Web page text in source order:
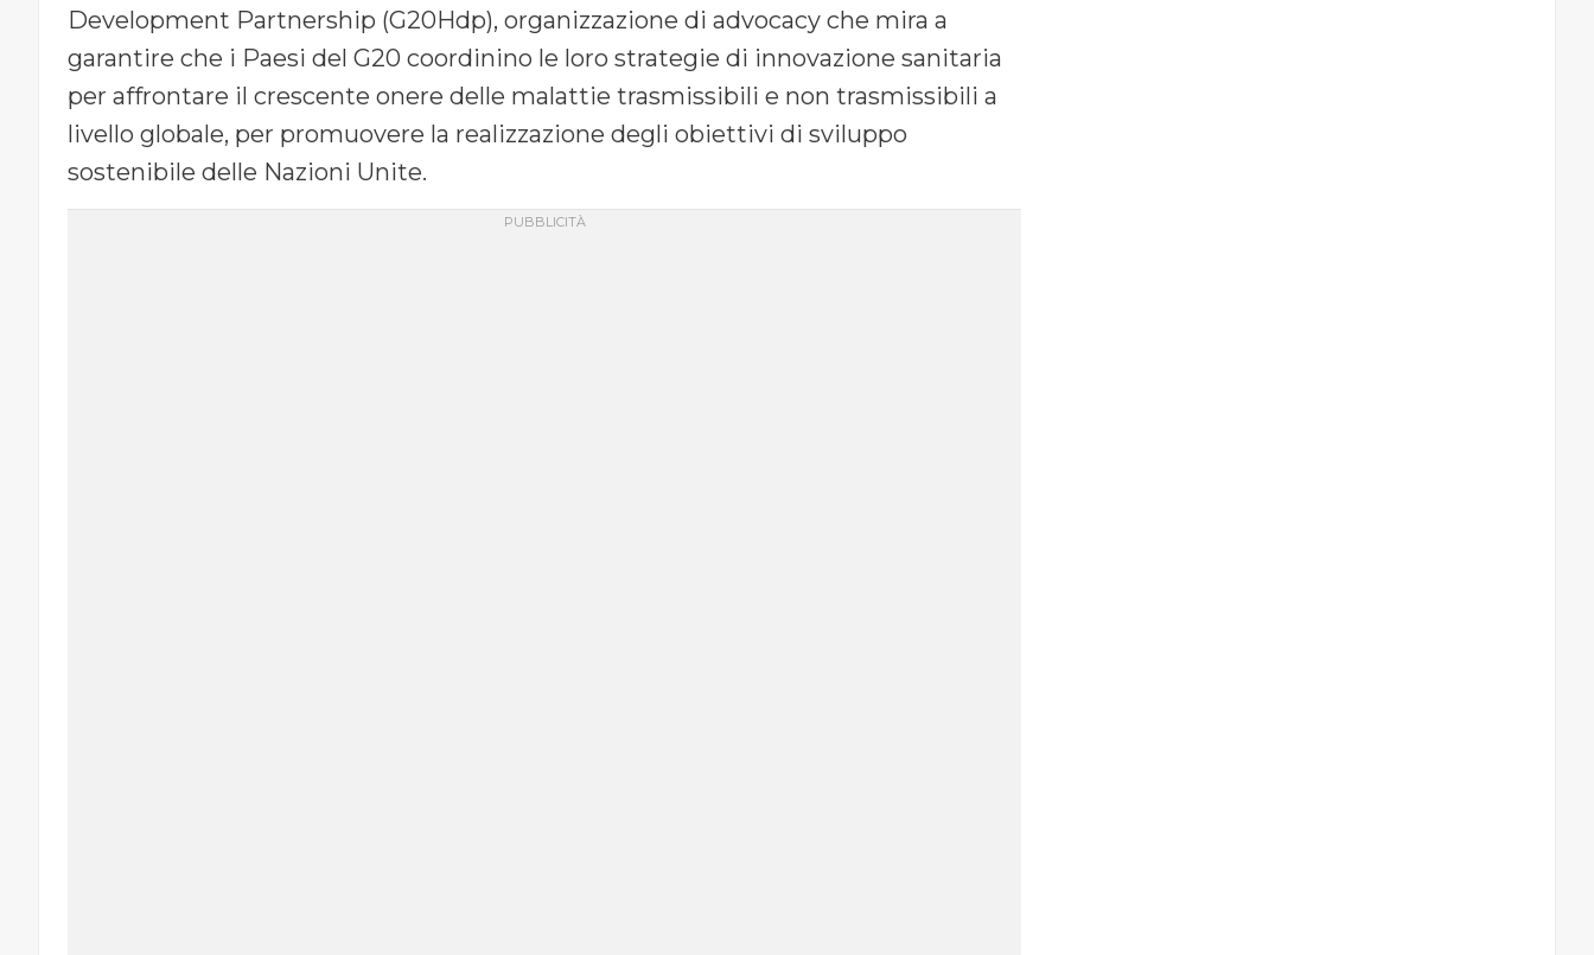
Development Partnership (G20Hdp), organizzazione di advocacy che mira a
garantire che i Paesi del G20 coordinino le loro strategie di innovazione sanitaria
per affrontare il crescente onere delle malattie trasmissibili e non trasmissibili a
livello globale, per promuovere la realizzazione degli obiettivi di sviluppo
sostenibile delle Nazioni Unite.